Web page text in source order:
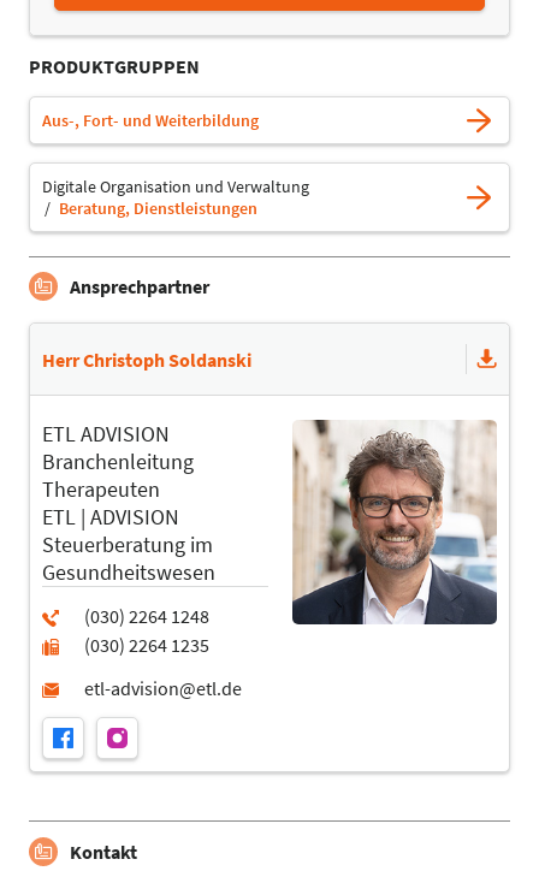
PRODUKTGRUPPEN
Aus-, Fort- und Weiterbildung
Digitale Organisation und Verwaltung
Beratung, Dienstleistungen
Ansprechpartner
Herr Christoph Soldanski
ETL ADVISION
Branchenleitung
Therapeuten
ETL | ADVISION
Steuerberatung im
Gesundheitswesen
Kontakt